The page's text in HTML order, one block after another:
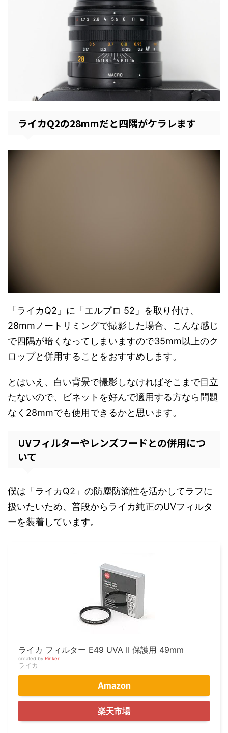
ライカQ2の28mmだと四隅がケラレます
「ライカQ2」に「エルプロ 52」を取り付け、
28mmノートリミングで撮影した場合、こんな感じ
で四隅が暗くなってしまいますので35mm以上のク
ロップと併用することをおすすめします。
とはいえ、白い背景で撮影しなければそこまで目立
たないので、ビネットを好んで適用する方なら問題
なく28mmでも使用できるかと思います。
UVフィルターやレンズフードとの併用につ
いて
僕は「ライカQ2」の防塵防滴性を活かしてラフに
扱いたいため、普段からライカ純正のUVフィルタ
ーを装着しています。
ライカ フィルター E49 UVA II 保護用 49mm
created by Rinker
ライカ
Amazon
楽天市場